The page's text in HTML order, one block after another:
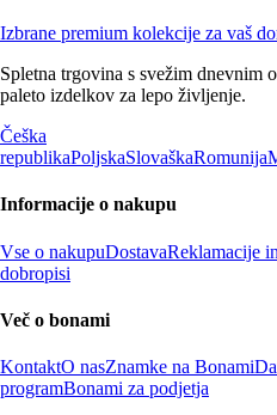
Izbrane premium kolekcije za vaš
Spletna trgovina s svežim dnevnim
paleto izdelkov za lepo življenje.
Češka
republikaPoljskaSlovaškaRomunija
Informacije o nakupu
Vse o nakupuDostavaReklamacije
dobropisi
Več o bonami
KontaktO nasZnamke na Bonami
programBonami za podjetja